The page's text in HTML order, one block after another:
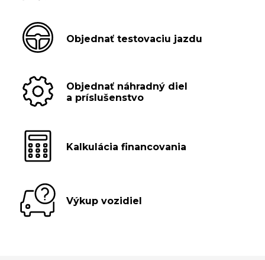
Objednať testovaciu jazdu
Objednať náhradný diel
a príslušenstvo
Kalkulácia financovania
Výkup vozidiel